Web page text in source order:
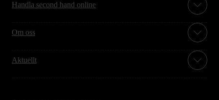
Handla second hand online
Om oss
Aktuellt